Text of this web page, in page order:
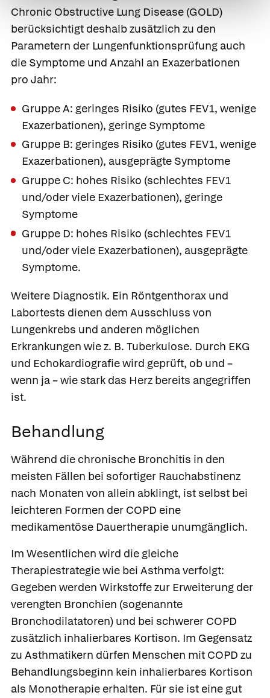
Chronic Obstructive Lung Disease (GOLD)
berücksichtigt deshalb zusätzlich zu den
Parametern der Lungenfunktionsprüfung auch
die Symptome und Anzahl an Exazerbationen
pro Jahr:
Gruppe A: geringes Risiko (gutes FEV1, wenige
Exazerbationen), geringe Symptome
Gruppe B: geringes Risiko (gutes FEV1, wenige
Exazerbationen), ausgeprägte Symptome
Gruppe C: hohes Risiko (schlechtes FEV1
und/oder viele Exazerbationen), geringe
Symptome
Gruppe D: hohes Risiko (schlechtes FEV1
und/oder viele Exazerbationen), ausgeprägte
Symptome.
Weitere Diagnostik. Ein Röntgenthorax und
Labortests dienen dem Ausschluss von
Lungenkrebs und anderen möglichen
Erkrankungen wie z. B. Tuberkulose. Durch EKG
und Echokardiografie wird geprüft, ob und –
wenn ja – wie stark das Herz bereits angegriffen
ist.
Behandlung
Während die chronische Bronchitis in den
meisten Fällen bei sofortiger Rauchabstinenz
nach Monaten von allein abklingt, ist selbst bei
leichteren Formen der COPD eine
medikamentöse Dauertherapie unumgänglich.
Im Wesentlichen wird die gleiche
Therapiestrategie wie bei Asthma verfolgt:
Gegeben werden Wirkstoffe zur Erweiterung der
verengten Bronchien (sogenannte
Bronchodilatatoren) und bei schwerer COPD
zusätzlich inhalierbares Kortison. Im Gegensatz
zu Asthmatikern dürfen Menschen mit COPD zu
Behandlungsbeginn kein inhalierbares Kortison
als Monotherapie erhalten. Für sie ist eine gut